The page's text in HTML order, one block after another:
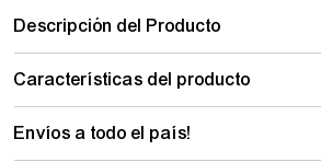
Descripción del Producto
Características del producto
Envíos a todo el país!